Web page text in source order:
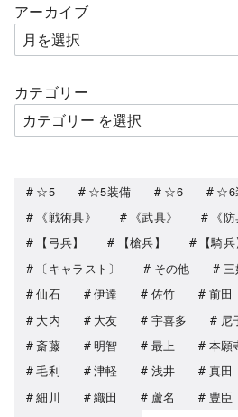
アーカイブ
カテゴリー
☆5 ☆5装備 ☆6 ☆6
《戦術具》
《武具》 《防
【弓兵】
【槍兵】 【騎兵
〔キャラスト〕
その他
仙石
伊達 佐竹 前田
大内
大友 宇喜多 尼
斎藤
明智 最上 本願
毛利
津軽 浅井 真田
細川
織田 蘆名 豊臣